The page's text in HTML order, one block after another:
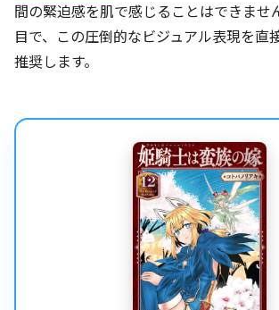
間の緊迫感を肌で感じることはできませ
目で、この圧倒的なビジュアル表現を直
推奨します。